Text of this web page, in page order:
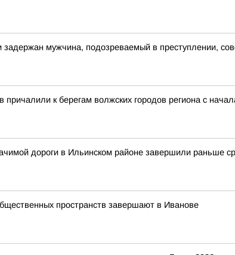
задержан мужчина, подозреваемый в преступлении,
к берегам волжских городов региона с
дороги в Ильинском районе завершили раньше
пространств завершают в Иванове